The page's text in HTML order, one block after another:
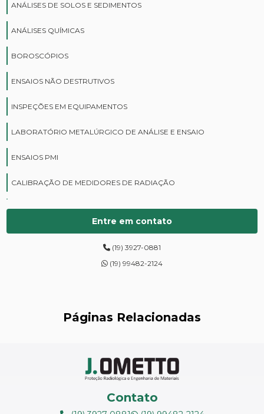
ANÁLISES DE SOLOS E SEDIMENTOS
ANÁLISES QUÍMICAS
BOROSCÓPIOS
ENSAIOS NÃO DESTRUTIVOS
INSPEÇÕES EM EQUIPAMENTOS
LABORATÓRIO METALÚRGICO DE ANÁLISE E ENSAIO
ENSAIOS PMI
CALIBRAÇÃO DE MEDIDORES DE RADIAÇÃO
CURSOS DE PROTEÇÃO RADIOLÓGICA
DIGITALIZAÇÃO DE FILMES RADIOGRÁFICOS
ENSAIOS DE DUREZA DE CAMPO
MANUTENÇÃO DE MEDIDORES DE RADIAÇÃO
MEDIÇÃO DE FERRITA
Entre em contato
(19) 3927-0881
(19) 99482-2124
Páginas Relacionadas
Contato